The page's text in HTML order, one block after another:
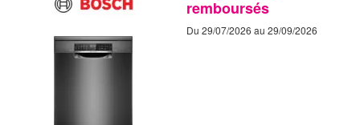
remboursés
Du 29/07/2026 au 29/09/2026